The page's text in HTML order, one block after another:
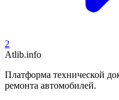
2
Atlib.info
Платформа технической
ремонта автомобилей.